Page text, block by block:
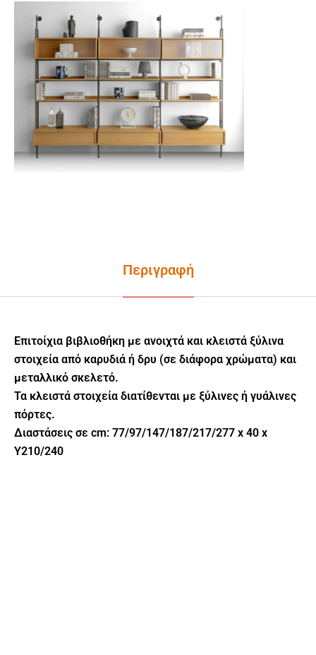
Περιγραφή
Επιτοίχια βιβλιοθήκη με ανοιχτά και κλειστά ξύλινα
στοιχεία από καρυδιά ή δρυ (σε διάφορα χρώματα) και
μεταλλικό σκελετό.
Τα κλειστά στοιχεία διατίθενται με ξύλινες ή γυάλινες
πόρτες.
Διαστάσεις σε cm: 77/97/147/187/217/277 x 40 x
Y210/240